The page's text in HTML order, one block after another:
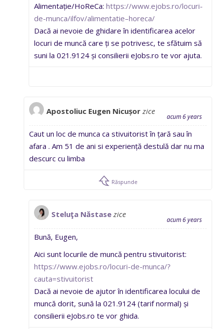
Alimentație/HoReCa: https://www.ejobs.ro/locuri-
de-munca/ilfov/alimentatie–horeca/
Dacă ai nevoie de ghidare în identificarea acelor
locuri de muncă care ți se potrivesc, te sfătuim să
suni la 021.9124 și consilierii eJobs.ro te vor ajuta.
Apostoliuc Eugen Nicușor zice
acum 6 years
Caut un loc de munca ca stivuitorist în țară sau în
afara . Am 51 de ani si experiență destulă dar nu ma
descurc cu limba
Răspunde
Steluţa Năstase zice
acum 6 years
Bună, Eugen,
Aici sunt locurile de muncă pentru stivuitorist:
https://www.ejobs.ro/locuri-de-munca/?
cauta=stivuitorist
Dacă ai nevoie de ajutor în identificarea locului de
muncă dorit, sună la 021.9124 (tarif normal) și
consilierii eJobs.ro te vor ghida.